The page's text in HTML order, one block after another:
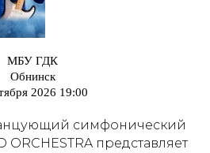
МБУ ГДК
Обнинск
2026 19:00
симфонический
ORCHESTRA представляет